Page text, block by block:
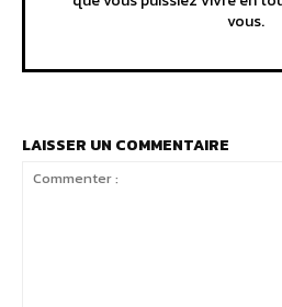
vous.
LAISSER UN COMMENTAIRE